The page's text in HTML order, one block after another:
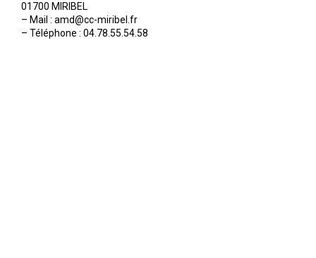
01700 MIRIBEL
– Mail : amd@cc-miribel.fr
– Téléphone : 04.78.55.54.58